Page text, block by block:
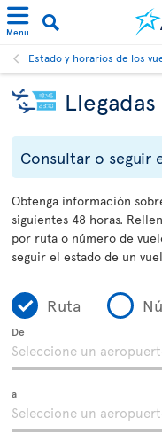
Menu
Estado y horarios de los
Consultar o seguir
Obtenga información
siguientes 48 horas.
por ruta o número de
seguir el estado de un
Ruta
De
a